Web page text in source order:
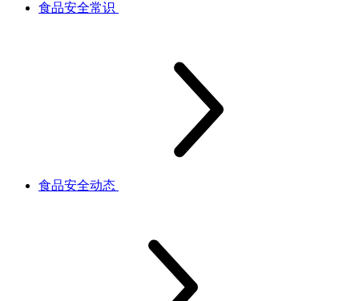
食品安全常识
食品安全动态